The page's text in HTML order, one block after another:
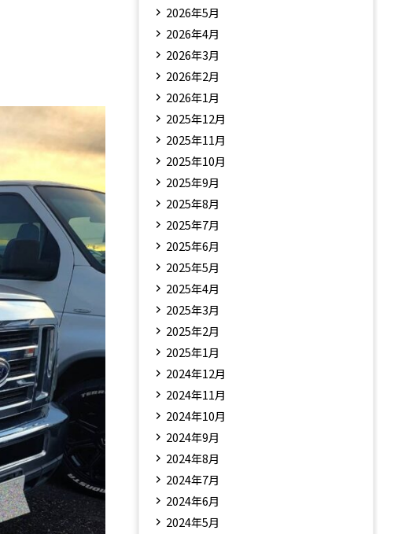
2026年5月
2026年4月
2026年3月
2026年2月
2026年1月
2025年12月
2025年11月
2025年10月
2025年9月
2025年8月
2025年7月
2025年6月
2025年5月
2025年4月
2025年3月
2025年2月
2025年1月
2024年12月
2024年11月
2024年10月
2024年9月
2024年8月
2024年7月
2024年6月
2024年5月